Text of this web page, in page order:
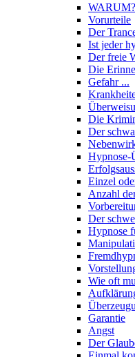
WARUM?
Vorurteile
Der
Ist jeder
Der freie
Die
Gefahr ...
Die
Der
Hypnose-
Einzel
Anzahl
Der
Hypnose
Wie oft
Garantie
Angst
Der